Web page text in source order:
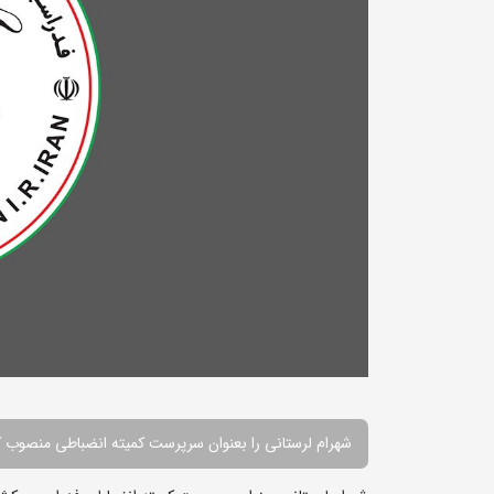
شهرام لرستانی را بعنوان سرپرست کمیته انضباطی منصوب